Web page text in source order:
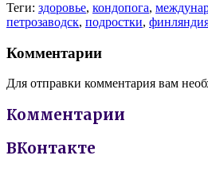
Теги: здоровье, кондопога,
петрозаводск, подростки,
Комментарии
Для отправки комментария вам
Комментарии
ВКонтакте